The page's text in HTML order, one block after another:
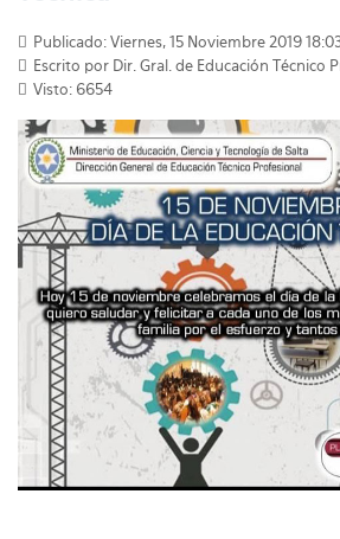
Publicado: Viernes, 15 Noviembre 2019
Escrito por Dir. Gral. de Educación Técnico
Visto: 6654